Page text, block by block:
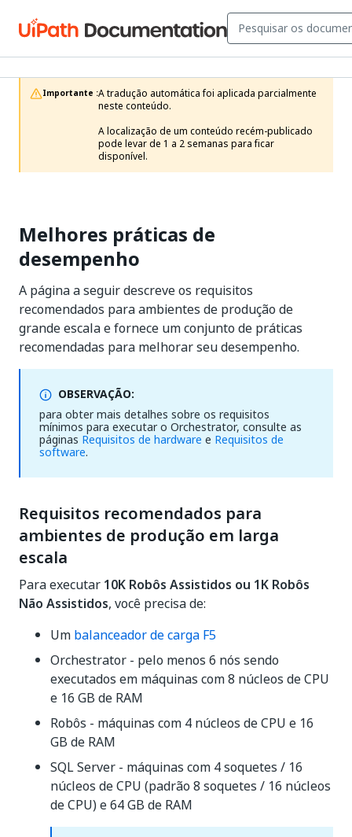
Importante :A tradução automática foi aplicada parcialmente
neste conteúdo.
A localização de um conteúdo recém-publicado
pode levar de 1 a 2 semanas para ficar
disponível.
Melhores práticas de
desempenho
A página a seguir descreve os requisitos
recomendados para ambientes de produção de
grande escala e fornece um conjunto de práticas
recomendadas para melhorar seu desempenho.
OBSERVAÇÃO:
para obter mais detalhes sobre os requisitos
mínimos para executar o Orchestrator, consulte as
páginas Requisitos de hardware e Requisitos de
software.
Requisitos recomendados para
ambientes de produção em larga
escala
Para executar 10K Robôs Assistidos ou 1K Robôs
Não Assistidos, você precisa de:
Um balanceador de carga F5
Orchestrator - pelo menos 6 nós sendo
executados em máquinas com 8 núcleos de CPU
e 16 GB de RAM
Robôs - máquinas com 4 núcleos de CPU e 16
GB de RAM
SQL Server - máquinas com 4 soquetes / 16
núcleos de CPU (padrão 8 soquetes / 16 núcleos
de CPU) e 64 GB de RAM